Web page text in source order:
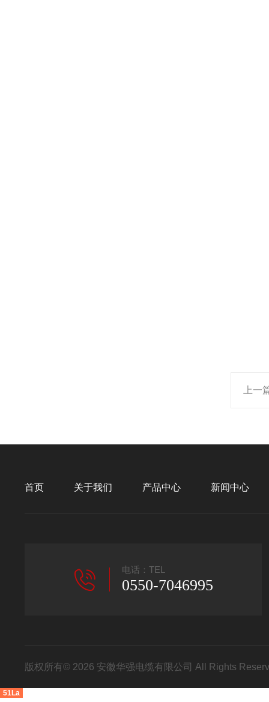
上一
首页 关于我们 产品中心 新闻中心
电话：TEL
0550-7046995
版权所有© 2026 安徽华强电缆有限公司 All Rights
51La